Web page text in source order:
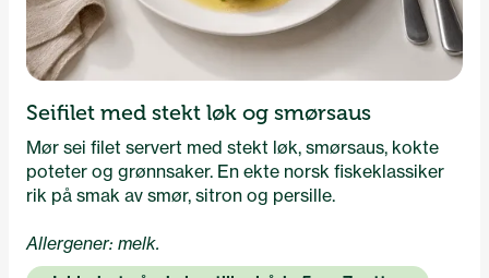
Seifilet med stekt løk og smørsaus
Mør sei filet servert med stekt løk, smørsaus, kokte
poteter og grønnsaker. En ekte norsk fiskeklassiker
rik på smak av smør, sitron og persille.
Allergener: melk.